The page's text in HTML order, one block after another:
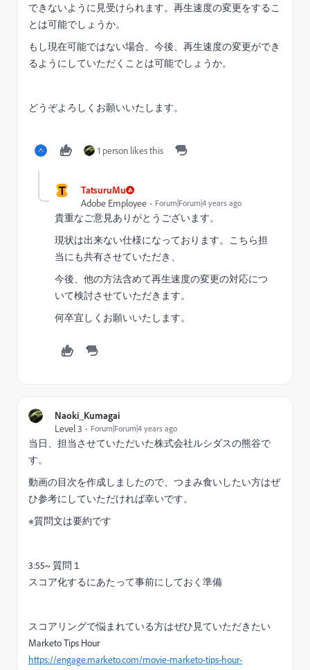
できないように見受けられます。再生速度の変更をするこ
とは可能でしょうか。
もし現在可能ではない場合、今後、再生速度の変更ができ
るようにしていただくことは可能でしょうか。
どうぞよろしくお願いいたします。
1 person likes this
T
TatsuruMu
Adobe Employee
Forum|Forum|4 years ago
貴重なご意見ありがとうございます。
現状は出来ない仕様になっております。こちら担
当にも共有させていただき、
今後、他の方法含めて再生速度の変更の対応につ
いて検討させていただきます。
何卒宜しくお願いいたします。
Naoki_Kumagai
Level 3
Forum|Forum|4 years ago
当日、担当させていただいた株式会社ルシダスの熊谷で
す。
動画の目次を作成しましたので、つまみ食いしたい方はぜ
ひ参考にしていただければ幸いです。
※質問文は要約です
3:55~ 質問１
スコア化するにあたって事前にしておく準備
スコアリングで悩まれている方はぜひ見ていただきたい
Marketo Tips Hour
https://engage.marketo.com/movie-marketo-tips-hour-